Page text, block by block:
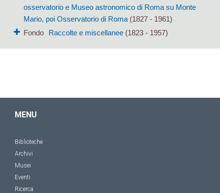
osservatorio e Museo astronomico di Roma su Monte
Mario, poi Osservatorio di Roma(1827 - 1961)
Fondo
Raccolte e miscellanee(1823 - 1957)
MENU
Biblioteche
Archivi
Musei
Eventi
Ricerca